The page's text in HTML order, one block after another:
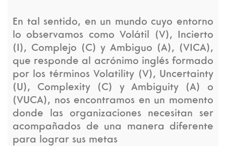
En tal sentido, en un mundo cuyo entorno
lo observamos como Volátil (V), Incierto
(I), Complejo (C) y Ambiguo (A), (VICA),
que responde al acrónimo inglés formado
por los términos Volatility (V), Uncertainty
(U), Complexity (C) y Ambiguity (A) o
(VUCA), nos encontramos en un momento
donde las organizaciones necesitan ser
acompañados de una manera diferente
para lograr sus metas